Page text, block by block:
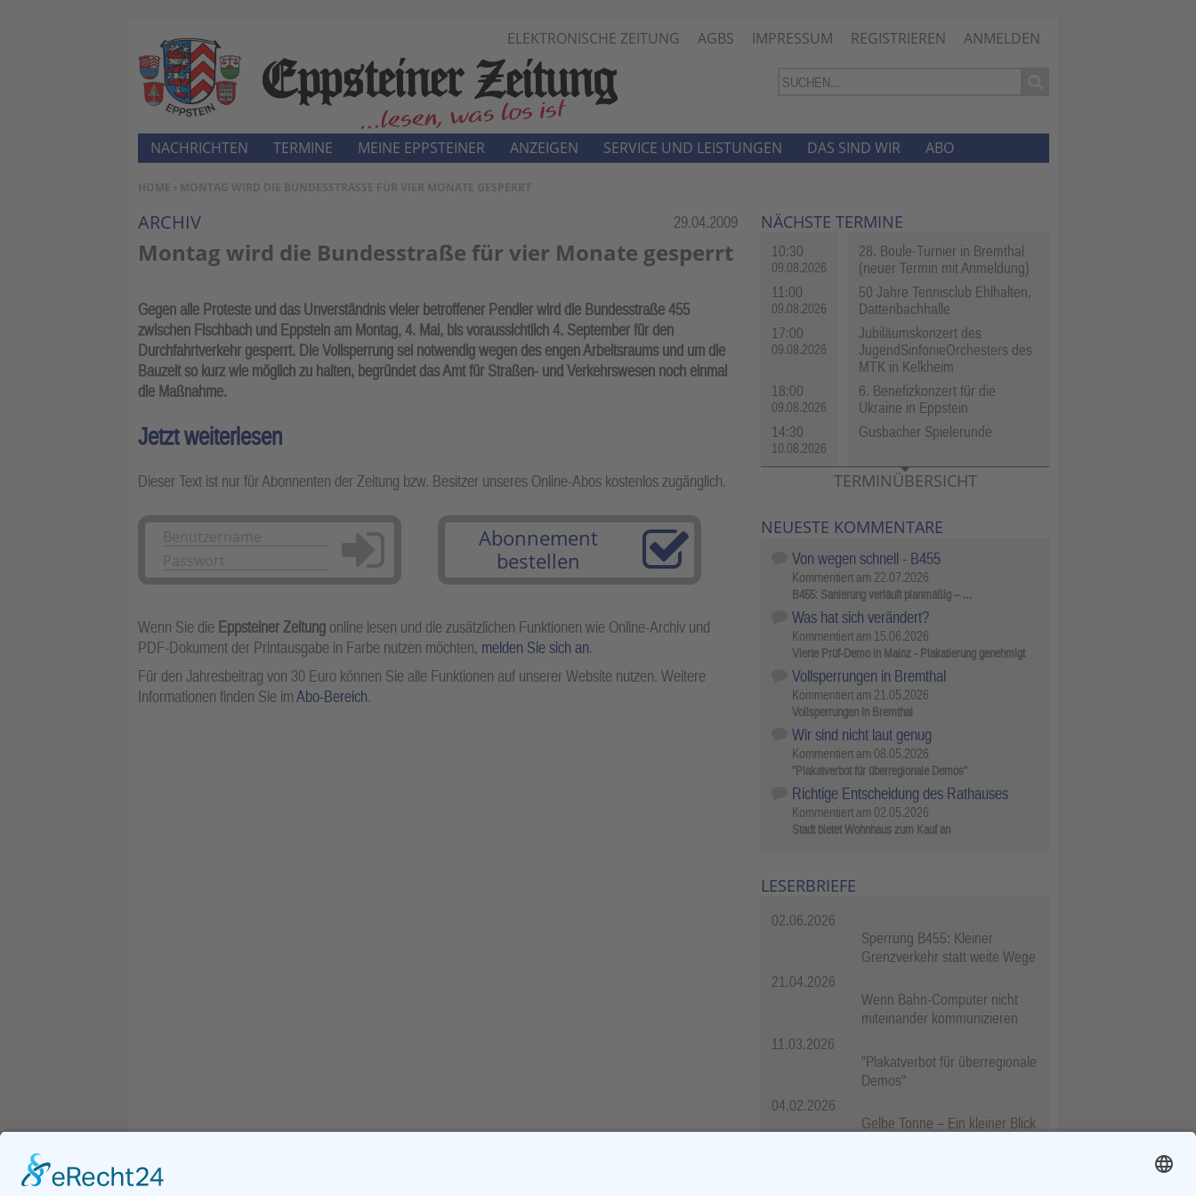
ELEKTRONISCHE ZEITUNG AGBS IMPRESSUM REGISTRIEREN ANMELDEN
SIE BEFINDEN SICH HIER:
HOME › MONTAG WIRD DIE BUNDESSTRASSE FÜR VIER MONATE GESPERRT
Rubrik:
ARCHIV 29.04.2009
Montag wird die Bundesstraße für vier Monate gesperrt
Gegen alle Proteste und das Unverständnis vieler betroffener Pendler wird die Bundesstraße 455
zwischen Fischbach und Eppstein am Montag, 4. Mai, bis voraussichtlich 4. September für den
Durchfahrtverkehr gesperrt. Die Vollsperrung sei notwendig wegen des engen Arbeitsraums und um die
Bauzeit so kurz wie möglich zu halten, begründet das Amt für Straßen- und Verkehrswesen noch einmal
die Maßnahme.
Jetzt weiterlesen
Dieser Text ist nur für Abonnenten der Zeitung bzw. Besitzer unseres Online-Abos kostenlos zugänglich.
Anmelden
Abonnement
bestellen
Wenn Sie die Eppsteiner Zeitung online lesen und die zusätzlichen Funktionen wie Online-Archiv und
PDF-Dokument der Printausgabe in Farbe nutzen möchten, melden Sie sich an.
Für den Jahresbeitrag von 30 Euro können Sie alle Funktionen auf unserer Website nutzen. Weitere
Informationen finden Sie imAbo-Bereich.
NÄCHSTE TERMINE
10:30
09.08.2026
28. Boule-Turnier in Bremthal
(neuer Termin mit Anmeldung)
11:00
09.08.2026
50 Jahre Tennisclub Ehlhalten,
Dattenbachhalle
17:00
09.08.2026
Jubiläumskonzert des
JugendSinfonieOrchesters des
MTK in Kelkheim
18:00
09.08.2026
6. Benefizkonzert für die
Ukraine in Eppstein
14:30
10.08.2026
Gusbacher Spielerunde
TERMINÜBERSICHT
NEUESTE KOMMENTARE
Von wegen schnell - B455
Kommentiert am 22.07.2026
B455: Sanierung verläuft planmäßig – …
Was hat sich verändert?
Kommentiert am 15.06.2026
Vierte Prüf-Demo in Mainz - Plakatierung genehmigt
Vollsperrungen in Bremthal
Kommentiert am 21.05.2026
Vollsperrungen in Bremthal
Wir sind nicht laut genug
Kommentiert am 08.05.2026
"Plakatverbot für überregionale Demos"
Richtige Entscheidung des Rathauses
Kommentiert am 02.05.2026
Stadt bietet Wohnhaus zum Kauf an
LESERBRIEFE
02.06.2026
Sperrung B455: Kleiner
Grenzverkehr statt weite Wege
21.04.2026
Wenn Bahn-Computer nicht
miteinander kommunizieren
11.03.2026
"Plakatverbot für überregionale
Demos"
04.02.2026
Gelbe Tonne – Ein kleiner Blick
NACHRICHTEN TERMINE MEINE EPPSTEINER ANZEIGEN SERVICE UND LEISTUNGEN DAS SIND WIR ABO